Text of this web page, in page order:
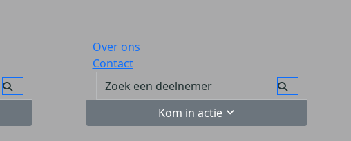
Over ons
Contact
Kom in actie